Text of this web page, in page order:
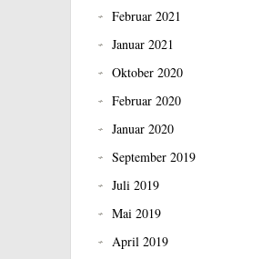
Februar 2021
Januar 2021
Oktober 2020
Februar 2020
Januar 2020
September 2019
Juli 2019
Mai 2019
April 2019